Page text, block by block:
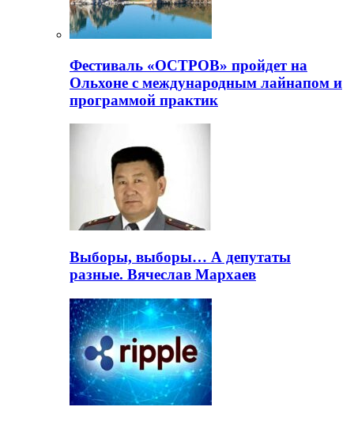
Фестиваль «ОСТРОВ» пройдет на
Ольхоне с международным лайнапом и
программой практик
Выборы, выборы… А депутаты
разные. Вячеслав Мархаев